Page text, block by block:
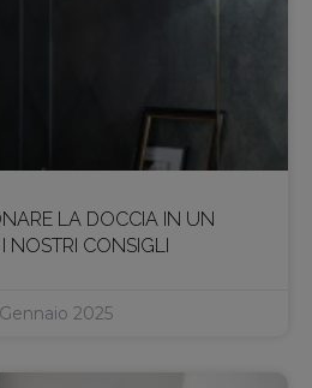
LA DOCCIA IN UN
NOSTRI CONSIGLI
2025